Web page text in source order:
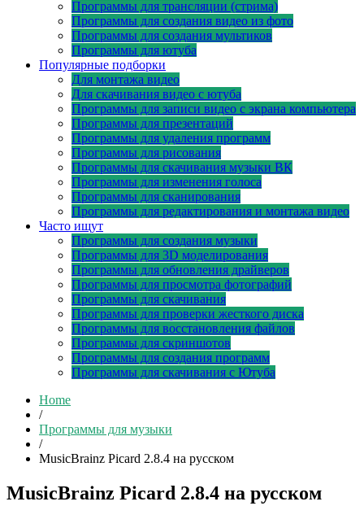
Программы для трансляции (стрима)
Программы для создания видео из фото
Программы для создания мультиков
Программы для ютуба
Популярные подборки
Для монтажа видео
Для скачивания видео с ютуба
Программы для записи видео с экрана компьютера
Программы для презентаций
Программы для удаления программ
Программы для рисования
Программы для скачивания музыки ВК
Программы для изменения голоса
Программы для сканирования
Программы для редактирования и монтажа видео
Часто ищут
Программы для создания музыки
Программы для 3D моделирования
Программы для обновления драйверов
Программы для просмотра фотографий
Программы для скачивания
Программы для проверки жесткого диска
Программы для восстановления файлов
Программы для скриншотов
Программы для создания программ
Программы для скачивания с Ютуба
Home
/
Программы для музыки
/
MusicBrainz Picard 2.8.4 на русском
MusicBrainz Picard 2.8.4 на русском